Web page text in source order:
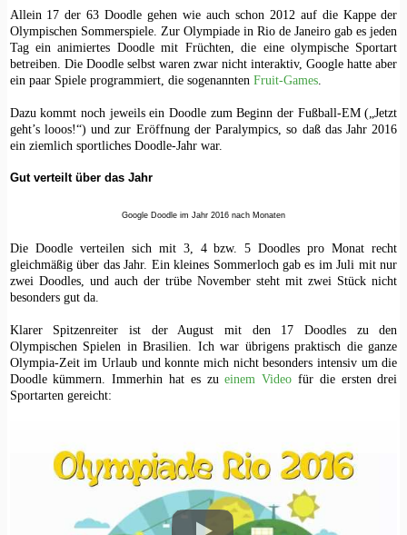
Allein 17 der 63 Doodle gehen wie auch schon 2012 auf die Kappe der
Olympischen Sommerspiele. Zur Olympiade in Rio de Janeiro gab es jeden
Tag ein animiertes Doodle mit Früchten, die eine olympische Sportart
betreiben. Die Doodle selbst waren zwar nicht interaktiv, Google hatte aber
ein paar Spiele programmiert, die sogenannten Fruit-Games.
Dazu kommt noch jeweils ein Doodle zum Beginn der Fußball-EM („Jetzt
geht’s looos!“) und zur Eröffnung der Paralympics, so daß das Jahr 2016
ein ziemlich sportliches Doodle-Jahr war.
Gut verteilt über das Jahr
Google Doodle im Jahr 2016 nach Monaten
Die Doodle verteilen sich mit 3, 4 bzw. 5 Doodles pro Monat recht
gleichmäßig über das Jahr. Ein kleines Sommerloch gab es im Juli mit nur
zwei Doodles, und auch der trübe November steht mit zwei Stück nicht
besonders gut da.
Klarer Spitzenreiter ist der August mit den 17 Doodles zu den
Olympischen Spielen in Brasilien. Ich war übrigens praktisch die ganze
Olympia-Zeit im Urlaub und konnte mich nicht besonders intensiv um die
Doodle kümmern. Immerhin hat es zueinem Video für die ersten drei
Sportarten gereicht: